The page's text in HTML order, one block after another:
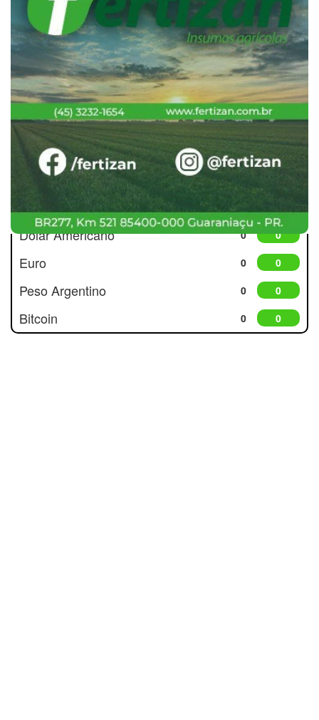
Cotações
Dólar Americano 0 0
Euro 0 0
Peso Argentino 0 0
Bitcoin 0 0